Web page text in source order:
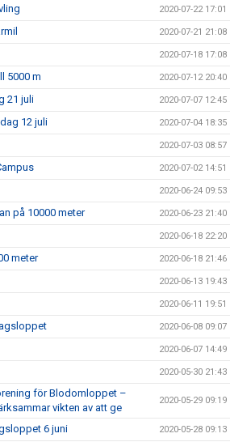
2020-07-22 17:01
2020-07-21 21:08
2020-07-18 17:08
5000 m 2020-07-12 20:40
21 juli 2020-07-07 12:45
12 juli 2020-07-04 18:35
2020-07-03 08:57
2020-07-02 14:51
2020-06-24 09:53
på 10000 meter 2020-06-23 21:40
2020-06-18 22:20
meter 2020-06-18 21:46
2020-06-13 19:43
2020-06-11 19:51
2020-06-08 09:07
2020-06-07 14:49
2020-05-30 21:43
för Blodomloppet –
vikten av att ge
2020-05-29 09:19
6 juni 2020-05-28 09:13